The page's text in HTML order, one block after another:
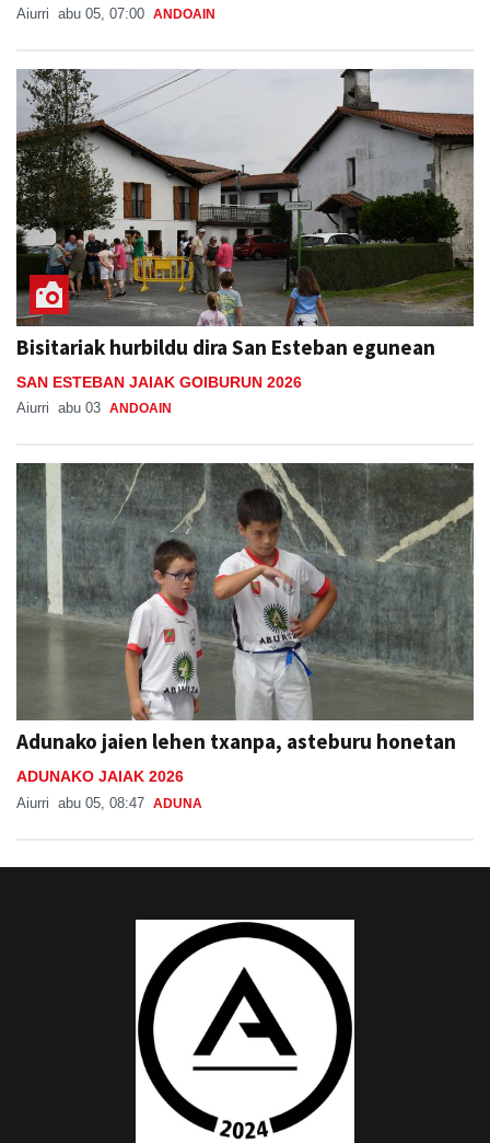
Aiurri abu 05, 07:00 ANDOAIN
Bisitariak hurbildu dira San Esteban egunean
SAN ESTEBAN JAIAK GOIBURUN 2026
Aiurri abu 03 ANDOAIN
Adunako jaien lehen txanpa, asteburu honetan
ADUNAKO JAIAK 2026
Aiurri abu 05, 08:47 ADUNA